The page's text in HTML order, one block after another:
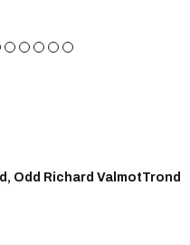
Odd Richard ValmotTrond